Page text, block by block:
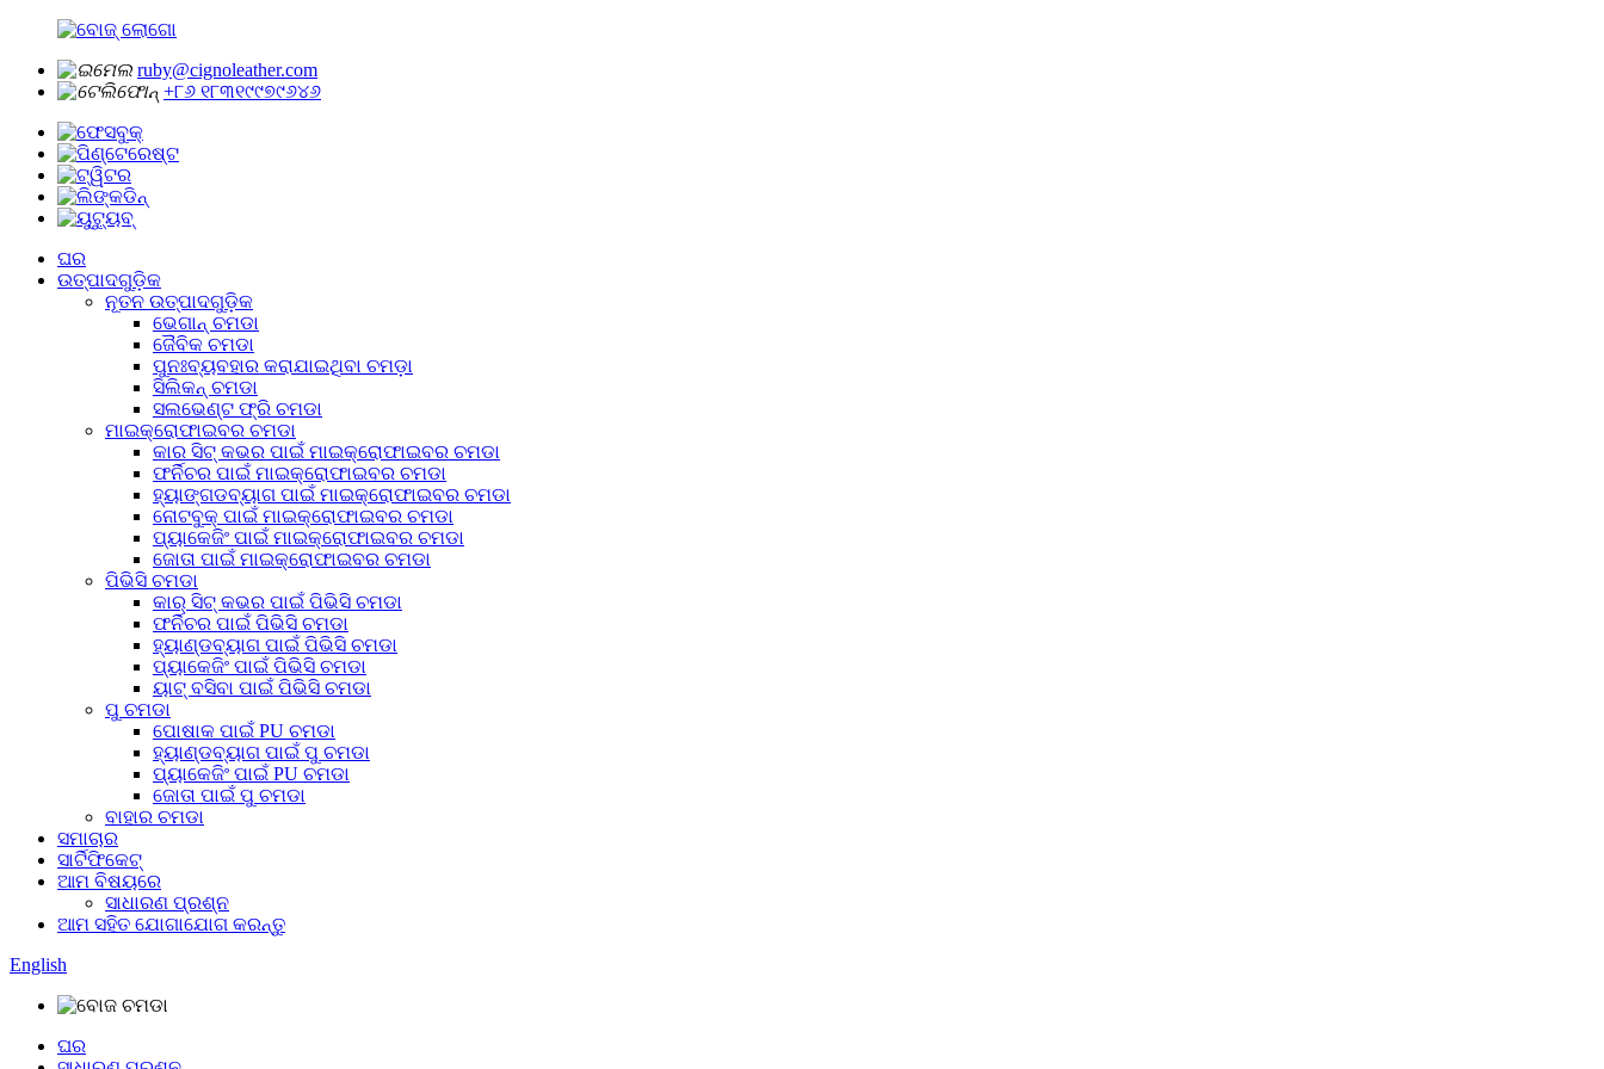
ruby@cignoleather.com
+୮୬ ୧୮୩୧୯୯୭୯୬୪୬
ଘର
ଉତ୍ପାଦଗୁଡ଼ିକ
ନୂତନ ଉତ୍ପାଦଗୁଡ଼ିକ
ଭେଗାନ୍ ଚମଡା
ଜୈବିକ ଚମଡା
ପୁନଃବ୍ୟବହାର କରାଯାଇଥିବା ଚମଡ଼ା
ସିଲିକନ୍ ଚମଡା
ସଲଭେଣ୍ଟ ଫ୍ରି ଚମଡା
ମାଇକ୍ରୋଫାଇବର ଚମଡା
କାର ସିଟ୍ କଭର ପାଇଁ ମାଇକ୍ରୋଫାଇବର ଚମଡା
ଫର୍ନିଚର ପାଇଁ ମାଇକ୍ରୋଫାଇବର ଚମଡା
ହ୍ୟାଙ୍ଗଡବ୍ୟାଗ ପାଇଁ ମାଇକ୍ରୋଫାଇବର ଚମଡା
ନୋଟବୁକ୍ ପାଇଁ ମାଇକ୍ରୋଫାଇବର ଚମଡା
ପ୍ୟାକେଜିଂ ପାଇଁ ମାଇକ୍ରୋଫାଇବର ଚମଡା
ଜୋତା ପାଇଁ ମାଇକ୍ରୋଫାଇବର ଚମଡା
ପିଭିସି ଚମଡା
କାର୍ ସିଟ୍ କଭର ପାଇଁ ପିଭିସି ଚମଡା
ଫର୍ନିଚର ପାଇଁ ପିଭିସି ଚମଡା
ହ୍ୟାଣ୍ଡବ୍ୟାଗ ପାଇଁ ପିଭିସି ଚମଡା
ପ୍ୟାକେଜିଂ ପାଇଁ ପିଭିସି ଚମଡା
ୟାଟ୍ ବସିବା ପାଇଁ ପିଭିସି ଚମଡା
ପୁ ଚମଡା
ପୋଷାକ ପାଇଁ PU ଚମଡା
ହ୍ୟାଣ୍ଡବ୍ୟାଗ ପାଇଁ ପୁ ଚମଡା
ପ୍ୟାକେଜିଂ ପାଇଁ PU ଚମଡା
ଜୋତା ପାଇଁ ପୁ ଚମଡା
ବାହାର ଚମଡା
ସମାଚାର
ସାର୍ଟିଫିକେଟ୍
ଆମ ବିଷୟରେ
ସାଧାରଣ ପ୍ରଶ୍ନ
ଆମ ସହିତ ଯୋଗାଯୋଗ କରନ୍ତୁ
English
ଘର